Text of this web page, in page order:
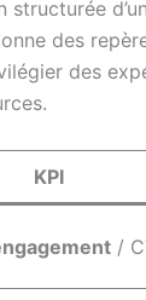
structurée
des
des
KPI
/